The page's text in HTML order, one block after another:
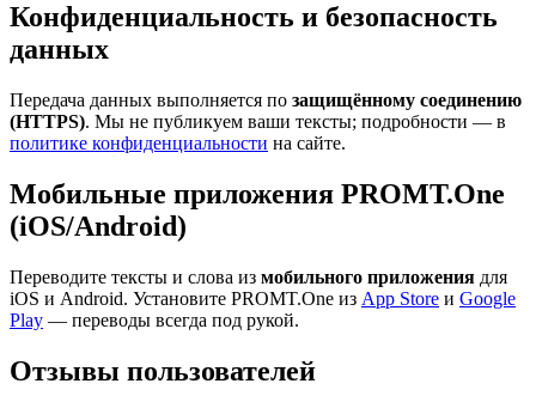
Конфиденциальность и безопасность
данных
Передача данных выполняется по защищённому соединению
(HTTPS). Мы не публикуем ваши тексты; подробности — в
политике конфиденциальности на сайте.
Мобильные приложения PROMT.One
(iOS/Android)
Переводите тексты и слова из мобильного приложения для
iOS и Android. Установите PROMT.One из App Store и Google
Play — переводы всегда под рукой.
Отзывы пользователей